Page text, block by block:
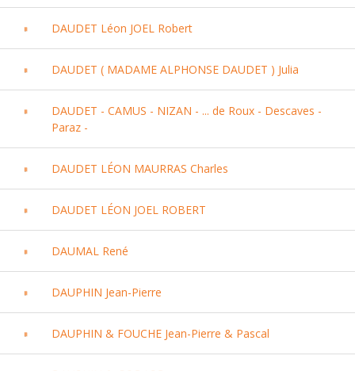
DAUDET Léon JOEL Robert
DAUDET ( MADAME ALPHONSE DAUDET ) Julia
DAUDET - CAMUS - NIZAN - ... de Roux - Descaves -
Paraz -
DAUDET LÉON MAURRAS Charles
DAUDET LÉON JOEL ROBERT
DAUMAL René
DAUPHIN Jean-Pierre
DAUPHIN & FOUCHE Jean-Pierre & Pascal